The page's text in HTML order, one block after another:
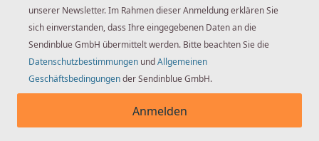
unserer Newsletter. Im Rahmen dieser Anmeldung erklären Sie
sich einverstanden, dass Ihre eingegebenen Daten an die
Sendinblue GmbH übermittelt werden. Bitte beachten Sie die
Datenschutzbestimmungen undAllgemeinen
Geschäftsbedingungender Sendinblue GmbH.
Anmelden